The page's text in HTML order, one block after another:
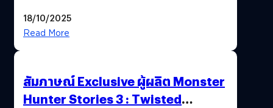
18/10/2025
Read More
สัมภาษณ์ Exclusive ผู้ผลิต Monster
Hunter Stories 3 : Twisted